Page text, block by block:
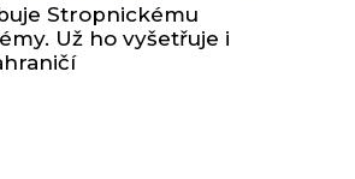
Stropnickému
Už ho vyšetřuje i